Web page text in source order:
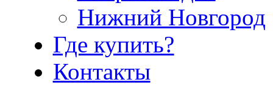
Нижний Новгород
Где купить?
Контакты